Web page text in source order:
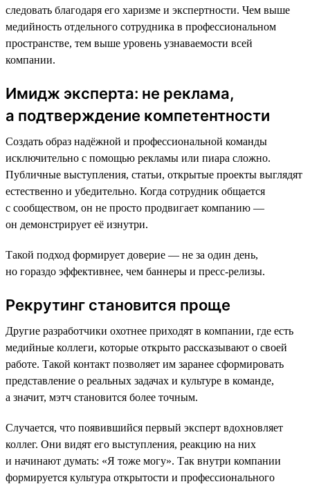
следовать благодаря его харизме и экспертности. Чем выше
медийность отдельного сотрудника в профессиональном
пространстве, тем выше уровень узнаваемости всей
компании.
Имидж эксперта: не реклама,
а подтверждение компетентности
Создать образ надёжной и профессиональной команды
исключительно с помощью рекламы или пиара сложно.
Публичные выступления, статьи, открытые проекты выглядят
естественно и убедительно. Когда сотрудник общается
с сообществом, он не просто продвигает компанию —
он демонстрирует её изнутри.
Такой подход формирует доверие — не за один день,
но гораздо эффективнее, чем баннеры и пресс-релизы.
Рекрутинг становится проще
Другие разработчики охотнее приходят в компании, где есть
медийные коллеги, которые открыто рассказывают о своей
работе. Такой контакт позволяет им заранее сформировать
представление о реальных задачах и культуре в команде,
а значит, мэтч становится более точным.
Случается, что появившийся первый эксперт вдохновляет
коллег. Они видят его выступления, реакцию на них
и начинают думать: «Я тоже могу». Так внутри компании
формируется культура открытости и профессионального